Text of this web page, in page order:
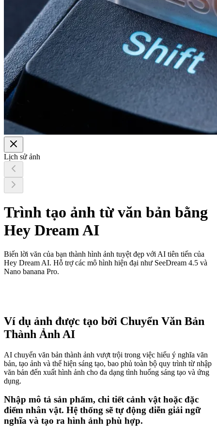
Lịch sử ảnh
Trình tạo ảnh từ văn bản bằng
Hey Dream AI
Biến lời văn của bạn thành hình ảnh tuyệt đẹp với AI tiên tiến của
Hey Dream AI. Hỗ trợ các mô hình hiện đại như SeeDream 4.5 và
Nano banana Pro.
Ví dụ ảnh được tạo bởi Chuyển Văn Bản
Thành Ảnh AI
AI chuyển văn bản thành ảnh vượt trội trong việc hiểu ý nghĩa văn
bản, tạo ảnh và thể hiện sáng tạo, bao phủ toàn bộ quy trình từ nhập
văn bản đến xuất hình ảnh cho đa dạng tình huống sáng tạo và ứng
dụng.
Nhập mô tả sản phẩm, chi tiết cảnh vật hoặc đặc
điểm nhân vật. Hệ thống sẽ tự động diễn giải ngữ
nghĩa và tạo ra hình ảnh phù hợp.